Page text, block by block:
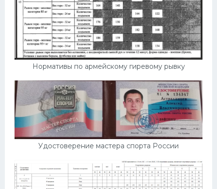
Нормативы по армейскому гиревому рывку
Удостоверение мастера спорта России